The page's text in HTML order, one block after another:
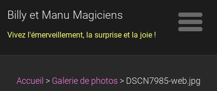
Billy et Manu Magiciens
Vivez l'émerveillement, la surprise et la joie !
Accueil > Galerie de photos > DSCN7985-web.jpg